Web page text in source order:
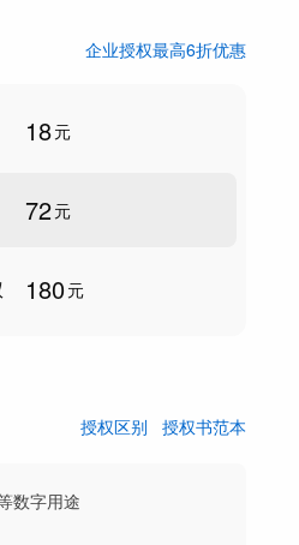
企业授权最高6折优惠
18元
72元
180元
授权区别 授权书范本
数字用途